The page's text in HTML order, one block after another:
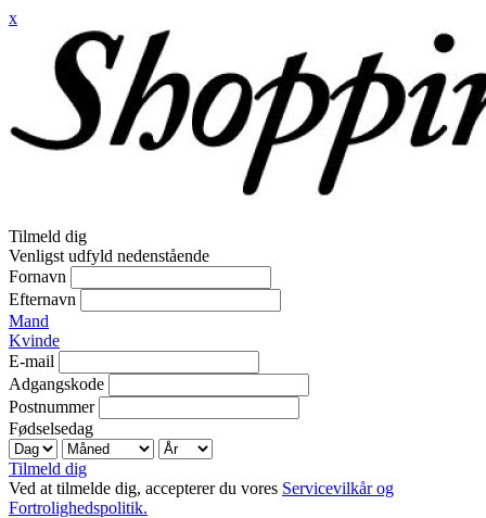
x
Tilmeld dig
Venligst udfyld nedenstående
Fornavn
Efternavn
Mand
Kvinde
E-mail
Adgangskode
Postnummer
Fødselsedag
Tilmeld dig
Ved at tilmelde dig, accepterer du vores Servicevilkår og
Fortrolighedspolitik.